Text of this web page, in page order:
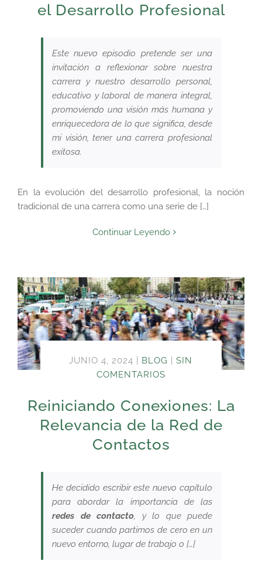
el Desarrollo Profesional
Este nuevo episodio pretende ser una
invitación a reflexionar sobre nuestra
carrera y nuestro desarrollo personal,
educativo y laboral de manera integral,
promoviendo una visión más humana y
enriquecedora de lo que significa, desde
mi visión, tener una carrera profesional
exitosa.
En la evolución del desarrollo profesional, la noción
tradicional de una carrera como una serie de […]
Continuar Leyendo
JUNIO 4, 2024 BLOG
SIN
COMENTARIOS
Reiniciando Conexiones: La
Relevancia de la Red de
Contactos
He decidido escribir este nuevo capítulo
para abordar la importancia de las
redes de contacto , y lo que puede
suceder cuando partimos de cero en un
nuevo entorno, lugar de trabajo o […]